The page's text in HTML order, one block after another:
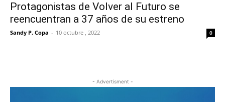
Protagonistas de Volver al Futuro se
reencuentran a 37 años de su estreno
Sandy P. Copa - 10 octubre , 2022 0
- Advertisment -